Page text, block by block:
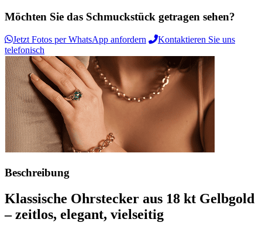
Möchten Sie das Schmuckstück getragen sehen?
Jetzt Fotos per WhatsApp anfordern
Kontaktieren Sie uns
telefonisch
Beschreibung
Klassische Ohrstecker aus 18 kt Gelbgold
– zeitlos, elegant, vielseitig